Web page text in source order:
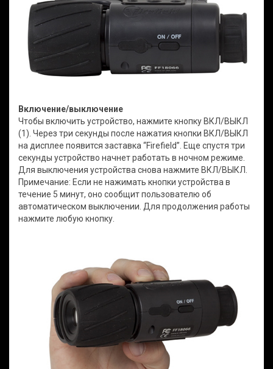
Включение/выключение
Чтобы включить устройство, нажмите кнопку ВКЛ/ВЫКЛ
(1). Через три секунды после нажатия кнопки ВКЛ/ВЫКЛ
на дисплее появится заставка “Firefield”. Еще спустя три
секунды устройство начнет работать в ночном режиме.
Для выключения устройства снова нажмите ВКЛ/ВЫКЛ.
Примечание: Если не нажимать кнопки устройства в
течение 5 минут, оно сообщит пользователю об
автоматическом выключении. Для продолжения работы
нажмите любую кнопку.